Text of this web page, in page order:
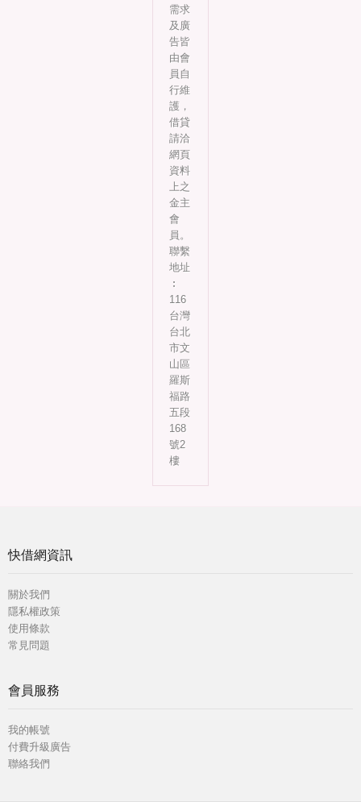
需求
及廣
告皆
由會
員自
行維
護，
借貸
請洽
網頁
資料
上之
金主
會
員。
聯繫
地址
︰
116
台灣
台北
市文
山區
羅斯
福路
五段
168
號2
樓
快借網資訊
關於我們
隱私權政策
使用條款
常見問題
會員服務
我的帳號
付費升級廣告
聯絡我們